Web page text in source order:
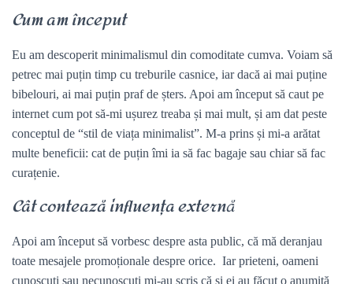
Cum am început
Eu am descoperit minimalismul din comoditate cumva. Voiam să
petrec mai puțin timp cu treburile casnice, iar dacă ai mai puține
bibelouri, ai mai puțin praf de șters. Apoi am început să caut pe
internet cum pot să-mi ușurez treaba și mai mult, și am dat peste
conceptul de “stil de viața minimalist”. M-a prins și mi-a arătat
multe beneficii: cat de puțin îmi ia să fac bagaje sau chiar să fac
curațenie.
Cât contează influența externă
Apoi am început să vorbesc despre asta public, că mă deranjau
toate mesajele promoționale despre orice. Iar prieteni, oameni
cunoscuți sau necunoscuți mi-au scris că și ei au făcut o anumită